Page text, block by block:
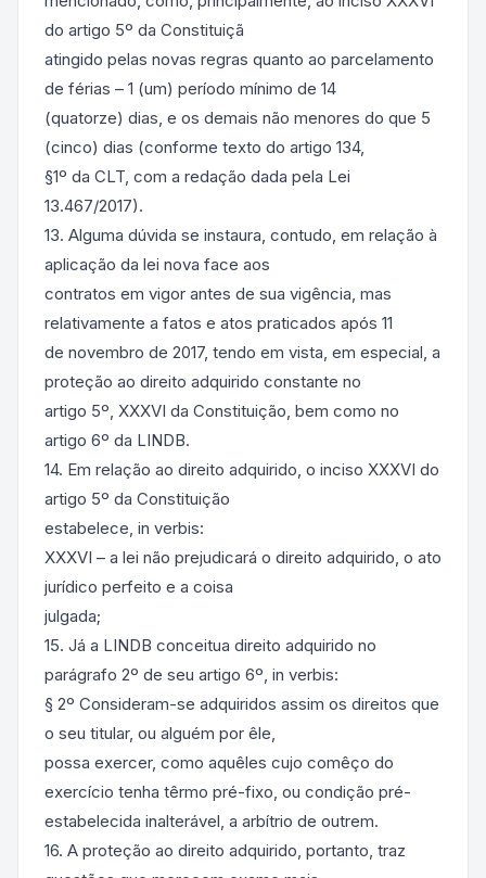
do artigo 5º da Constituiçã
atingido pelas novas regras quanto ao parcelamento
de férias – 1 (um) período mínimo de 14
(quatorze) dias, e os demais não menores do que 5
(cinco) dias (conforme texto do artigo 134,
§1º da CLT, com a redação dada pela Lei
13.467/2017).
13. Alguma dúvida se instaura, contudo, em relação à
aplicação da lei nova face aos
contratos em vigor antes de sua vigência, mas
relativamente a fatos e atos praticados após 11
de novembro de 2017, tendo em vista, em especial, a
proteção ao direito adquirido constante no
artigo 5º, XXXVI da Constituição, bem como no
artigo 6º da LINDB.
14. Em relação ao direito adquirido, o inciso XXXVI do
artigo 5º da Constituição
estabelece, in verbis:
XXXVI – a lei não prejudicará o direito adquirido, o ato
jurídico perfeito e a coisa
julgada;
15. Já a LINDB conceitua direito adquirido no
parágrafo 2º de seu artigo 6º, in verbis:
§ 2º Consideram-se adquiridos assim os direitos que
o seu titular, ou alguém por êle,
possa exercer, como aquêles cujo comêço do
exercício tenha têrmo pré-fixo, ou condição pré-
estabelecida inalterável, a arbítrio de outrem.
16. A proteção ao direito adquirido, portanto, traz